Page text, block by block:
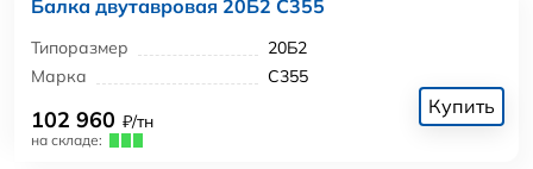
Балка двутавровая 20Б2 С355
Типоразмер
20Б2
Марка
С355
102 960 ₽/тн
на складе:
Купить